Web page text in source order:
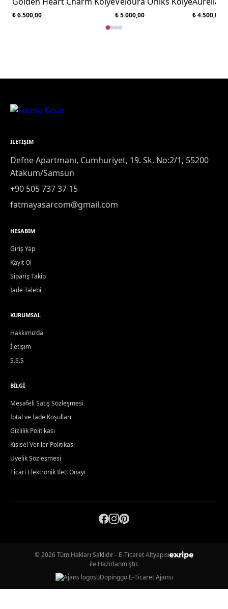
₺ 6.500,00 ₺ 5.000,00 ₺ 4.500,00
İLETIŞIM
Defne Apartmanı, Cumhuriyet, 19. Sk. No:2/1, 55200
Atakum/Samsun
+90 505 737 37 15
fatmayasarcom@gmail.com
HESABIM
Giriş Yap
Kayıt Ol
Sipariş Takip
İade Talebi
KURUMSAL
Hakkımızda
İletişim
S.S.S
BILGI
Mesafeli Satış Sözleşmesi
İptal ve İade Koşulları
Gizlilik Politikası
Kişisel Veriler Politikası
Üyelik Sözleşmesi
Ticari Elektronik İleti Onayı
© 2026 Tüm Hakları Saklıdır - E-Ticaret Altyapısı
ile Hazırlanmıştır.
Dopinggo E-Ticaret Ajansı